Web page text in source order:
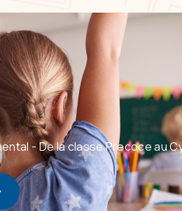
- De la classe Precoce au